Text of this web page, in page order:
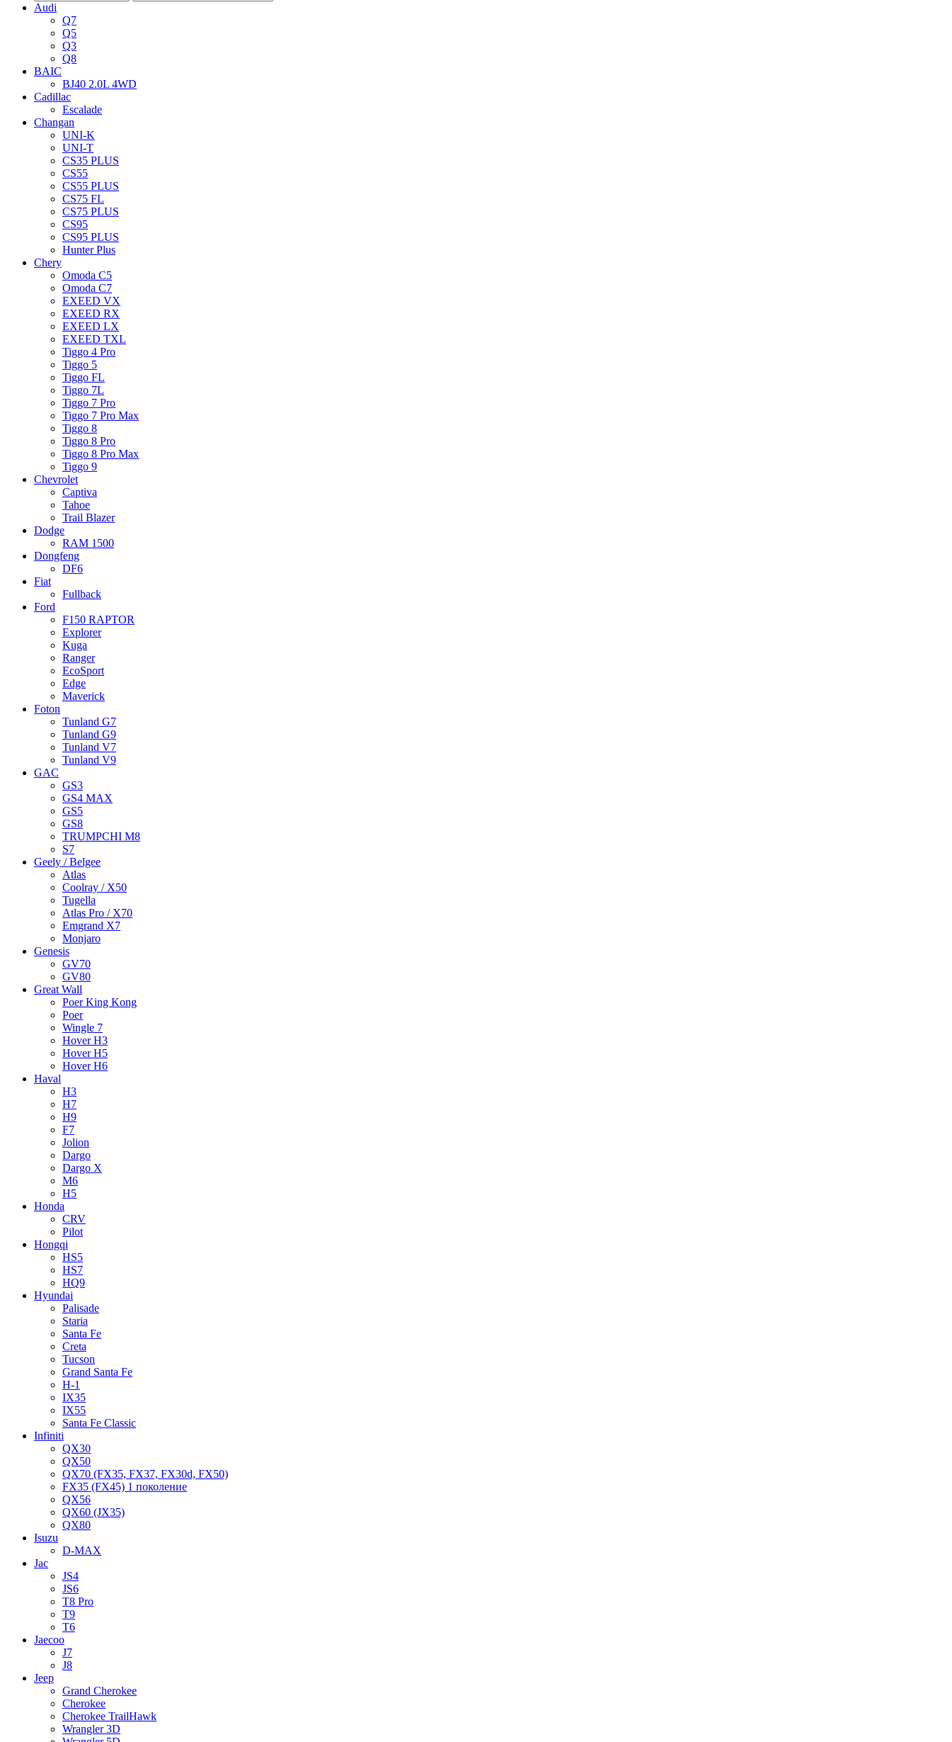
Audi
Q7
Q5
Q3
Q8
BAIC
BJ40 2.0L 4WD
Cadillac
Escalade
Changan
UNI-K
UNI-T
CS35 PLUS
CS55
CS55 PLUS
CS75 FL
CS75 PLUS
CS95
CS95 PLUS
Hunter Plus
Chery
Omoda C5
Omoda C7
EXEED VX
EXEED RX
EXEED LX
EXEED TXL
Tiggo 4 Pro
Tiggo 5
Tiggo FL
Tiggo 7L
Tiggo 7 Pro
Tiggo 7 Pro Max
Tiggo 8
Tiggo 8 Pro
Tiggo 8 Pro Max
Tiggo 9
Chevrolet
Captiva
Tahoe
Trail Blazer
Dodge
RAM 1500
Dongfeng
DF6
Fiat
Fullback
Ford
F150 RAPTOR
Explorer
Kuga
Ranger
EcoSport
Edge
Maverick
Foton
Tunland G7
Tunland G9
Tunland V7
Tunland V9
GAC
GS3
GS4 MAX
GS5
GS8
TRUMPCHI M8
S7
Geely / Belgee
Atlas
Coolray / X50
Tugella
Atlas Pro / X70
Emgrand X7
Monjaro
Genesis
GV70
GV80
Great Wall
Poer King Kong
Poer
Wingle 7
Hover H3
Hover H5
Hover H6
Haval
H3
H7
H9
F7
Jolion
Dargo
Dargo X
M6
H5
Honda
CRV
Pilot
Hongqi
HS5
HS7
HQ9
Hyundai
Palisade
Staria
Santa Fe
Creta
Tucson
Grand Santa Fe
H-1
IX35
IX55
Santa Fe Classic
Infiniti
QX30
QX50
QX70 (FX35, FX37, FX30d, FX50)
FX35 (FX45) 1 поколение
QX56
QX60 (JX35)
QX80
Isuzu
D-MAX
Jac
JS4
JS6
T8 Pro
T9
T6
Jaecoo
J7
J8
Jeep
Grand Cherokee
Cherokee
Cherokee TrailHawk
Wrangler 3D